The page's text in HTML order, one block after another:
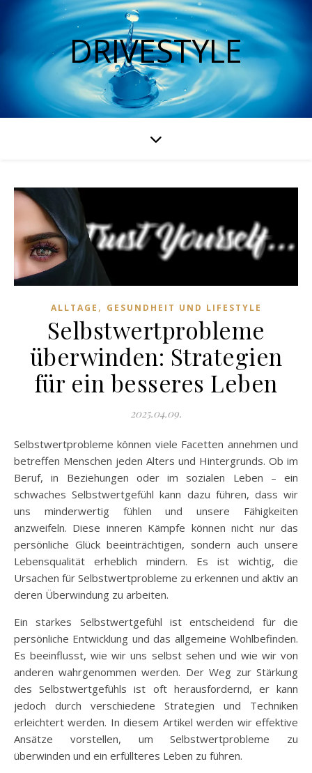
DRIVESTYLE
ALLTAGE , GESUNDHEIT UND LIFESTYLE
Selbstwertprobleme
überwinden: Strategien
für ein besseres Leben
2025.04.09.
Selbstwertprobleme können viele Facetten annehmen und
betreffen Menschen jeden Alters und Hintergrunds. Ob im
Beruf, in Beziehungen oder im sozialen Leben – ein
schwaches Selbstwertgefühl kann dazu führen, dass wir
uns minderwertig fühlen und unsere Fähigkeiten
anzweifeln. Diese inneren Kämpfe können nicht nur das
persönliche Glück beeinträchtigen, sondern auch unsere
Lebensqualität erheblich mindern. Es ist wichtig, die
Ursachen für Selbstwertprobleme zu erkennen und aktiv an
deren Überwindung zu arbeiten.
Ein starkes Selbstwertgefühl ist entscheidend für die
persönliche Entwicklung und das allgemeine Wohlbefinden.
Es beeinflusst, wie wir uns selbst sehen und wie wir von
anderen wahrgenommen werden. Der Weg zur Stärkung
des Selbstwertgefühls ist oft herausfordernd, er kann
jedoch durch verschiedene Strategien und Techniken
erleichtert werden. In diesem Artikel werden wir effektive
Ansätze vorstellen, um Selbstwertprobleme zu
überwinden und ein erfüllteres Leben zu führen.